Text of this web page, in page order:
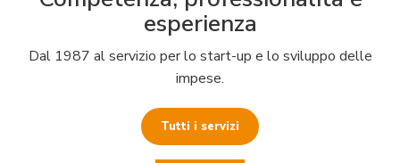
esperienza
Dal 1987 al servizio per lo start-up e lo sviluppo delle
impese.
Tutti i servizi